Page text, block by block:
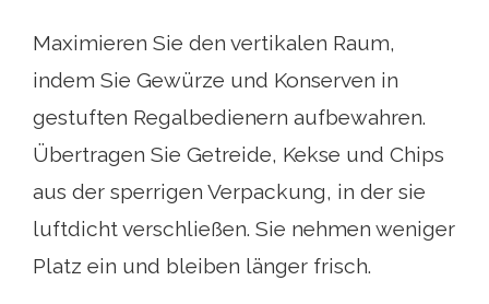
Maximieren Sie den vertikalen Raum,
indem Sie Gewürze und Konserven in
gestuften Regalbedienern aufbewahren.
Übertragen Sie Getreide, Kekse und Chips
aus der sperrigen Verpackung, in der sie
luftdicht verschließen. Sie nehmen weniger
Platz ein und bleiben länger frisch.